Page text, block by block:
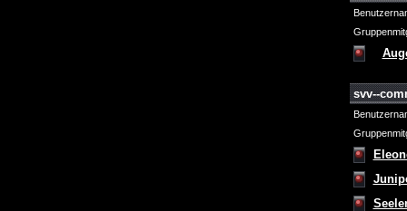
svv--